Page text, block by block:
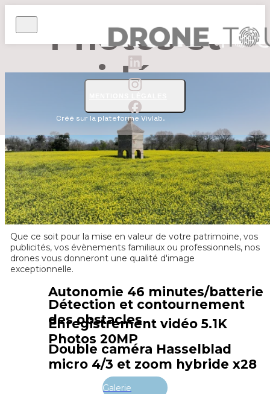
Photos et
vidéos
Que ce soit pour la mise en valeur de votre patrimoine, vos
publicités, vos évènements familiaux ou professionnels, nos
drones vous donneront une qualité d'image
exceptionnelle.
Autonomie 46 minutes/batterie
Détection et contournement
des obstacles
Enregistrement vidéo 5.1K
Photos 20MP
Double caméra Hasselblad
micro 4/3 et zoom hybride x28
Galerie
Créé sur la plateforme Vivlab.